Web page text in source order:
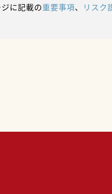
に記載の重要事項、 リスク